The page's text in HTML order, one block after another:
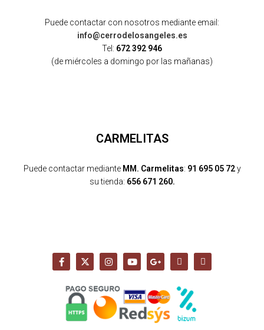
Puede contactar con nosotros mediante email:
info@cerrodelosangeles.es
Tel: 672 392 946
(de miércoles a domingo por las mañanas)
CARMELITAS
Puede contactar medianteMM. Carmelitas: 91 695 05 72y
su tienda: 656 671 260.